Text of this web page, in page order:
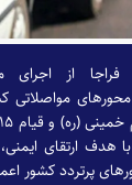
از اجرای
مواصلاتی
هدف ارتقای
پرتردد کشور